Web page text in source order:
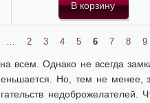
2 3 4 5 6 7 8 9
всем. Однако не всегда
Но, тем не менее,